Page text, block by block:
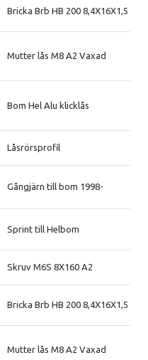
Bricka Brb HB 200 8,4X16X1,5 A4
Mutter lås M8 A2 Vaxad
Bom Hel Alu klicklås
Låsrörsprofil
Gångjärn till bom 1998-
Sprint till Helbom
Skruv M6S 8X160 A2
Bricka Brb HB 200 8,4X16X1,5 A4
Mutter lås M8 A2 Vaxad